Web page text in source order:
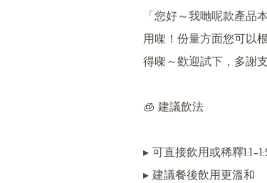
「您好～我哋呢款產品
用㗎！份量方面您可以
得㗎～歡迎試下，多謝支
🧊 建議飲法
▸ 可直接飲用或稀釋
▸ 建議餐後飲用更溫和